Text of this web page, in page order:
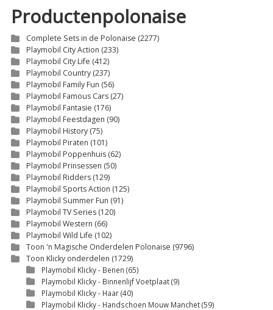
Productenpolonaise
Complete Sets in de Polonaise (2277)
Playmobil City Action (233)
Playmobil City Life (412)
Playmobil Country (237)
Playmobil Family Fun (56)
Playmobil Famous Cars (27)
Playmobil Fantasie (176)
Playmobil Feestdagen (90)
Playmobil History (75)
Playmobil Piraten (101)
Playmobil Poppenhuis (62)
Playmobil Prinsessen (50)
Playmobil Ridders (129)
Playmobil Sports Action (125)
Playmobil Summer Fun (91)
Playmobil TV Series (120)
Playmobil Western (66)
Playmobil Wild Life (102)
Toon 'n Magische Onderdelen Polonaise (9796)
Toon Klicky onderdelen (1729)
Playmobil Klicky - Benen (65)
Playmobil Klicky - Binnenlijf Voetplaat(9)
Playmobil Klicky - Haar(40)
Playmobil Klicky - Handschoen Mouw Manchet(59)